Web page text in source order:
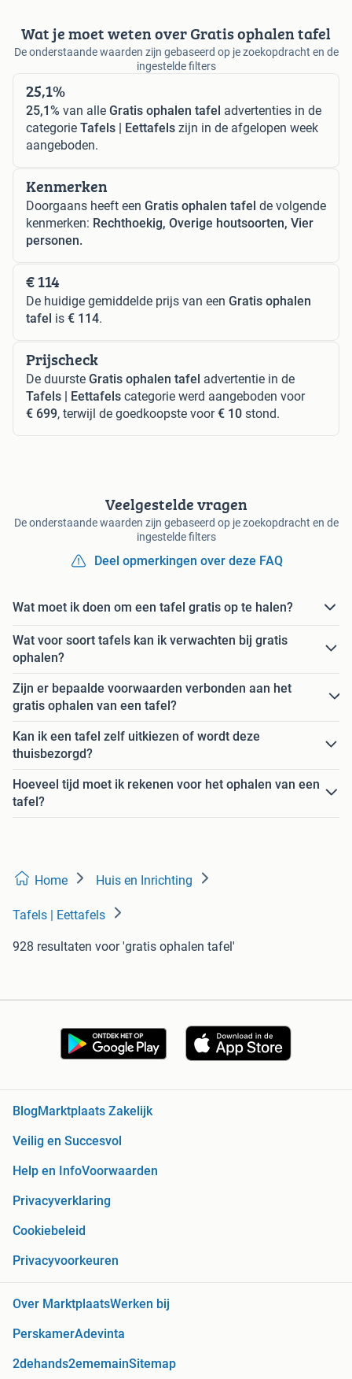
Wat je moet weten over Gratis ophalen tafel
De onderstaande waarden zijn gebaseerd op je zoekopdracht en de
ingestelde filters
25,1%
25,1% van alle Gratis ophalen tafel advertenties in de
categorie Tafels | Eettafels zijn in de afgelopen week
aangeboden.
Kenmerken
Doorgaans heeft een Gratis ophalen tafel de volgende
kenmerken: Rechthoekig, Overige houtsoorten, Vier
personen.
€ 114
De huidige gemiddelde prijs van een Gratis ophalen
tafel is € 114.
Prijscheck
De duurste Gratis ophalen tafel advertentie in de
Tafels | Eettafels categorie werd aangeboden voor
€ 699, terwijl de goedkoopste voor€ 10 stond.
Veelgestelde vragen
De onderstaande waarden zijn gebaseerd op je zoekopdracht en de
ingestelde filters
Deel opmerkingen over deze FAQ
Wat moet ik doen om een tafel gratis op te halen?
Wat voor soort tafels kan ik verwachten bij gratis
ophalen?
Zijn er bepaalde voorwaarden verbonden aan het
gratis ophalen van een tafel?
Kan ik een tafel zelf uitkiezen of wordt deze
thuisbezorgd?
Hoeveel tijd moet ik rekenen voor het ophalen van een
tafel?
Home Huis en Inrichting
Tafels | Eettafels
928 resultaten voor 'gratis ophalen tafel'
BlogMarktplaats Zakelijk
Veilig en Succesvol
Help en InfoVoorwaarden
Privacyverklaring
Cookiebeleid
Privacyvoorkeuren
Over MarktplaatsWerken bij
PerskamerAdevinta
2dehands2ememainSitemap